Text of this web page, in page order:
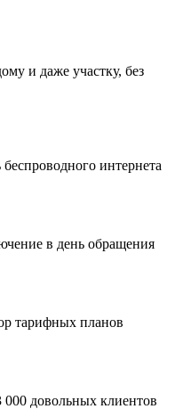
и даже участку, без
интернета
в день обращения
тарифных планов
000 довольных клиентов